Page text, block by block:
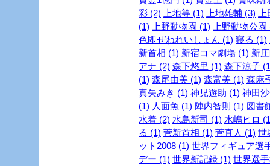
彩 (2)
上地等 (1) 上地雄輔 (3)
(1)
上野動物園 (1)
上野動物公園
色即ぜねれいしょん (1) 寝る (1)
新首相 (1) 新宿コマ劇場 (1) 新
アナ (2) 森下悠里 (1) 森下涼子
(1) 森尾由美 (1) 森富美 (1) 森麻
真矢みき (1) 神児遊助 (1) 神田
(1) 人面魚 (1) 陣内智則 (1) 図書
水着 (2) 水島新司 (1) 水嶋ヒロ
る (1) 菅新首相 (1) 菅直人 (1) 世
ット2008 (1) 世界フィギュア選
デー (1) 世界新記録 (1) 世界選